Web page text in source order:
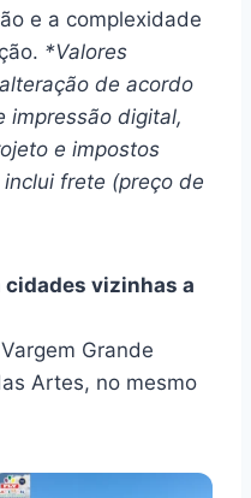
e a complexidade
*Valores
de acordo
impressão digital,
e impostos
frete (preço de
cidades vizinhas a
Grande
Artes, no mesmo